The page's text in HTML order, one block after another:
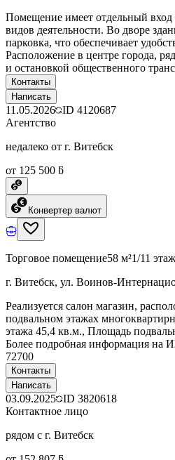
Помещение имеет отдельный вход
видов деятельности. Во дворе
парковка, что обеспечивает
Расположение в центре города,
и остановкой общественного
Контакты
Написать
11.05.2026 ID 4120687
Агентство
недалеко от г. Витебск
от 125 500 ƃ
Конвертер валют
Торговое помещение58 м²1/11 этаж
г. Витебск, ул. Воинов-
Реализуется салон магазин,
подвальном этажах
этажа 45,4 кв.м., Площадь
Более подробная информация на
72700
Контакты
Написать
03.09.2025 ID 3820618
Контактное лицо
рядом с г. Витебск